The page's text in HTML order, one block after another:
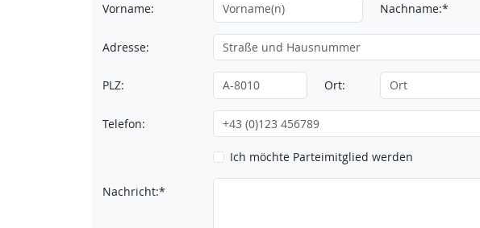
Vorname: Nachname:*
Adresse:
PLZ: Ort:
Telefon:
Ich möchte Parteimitglied werden
Nachricht:*